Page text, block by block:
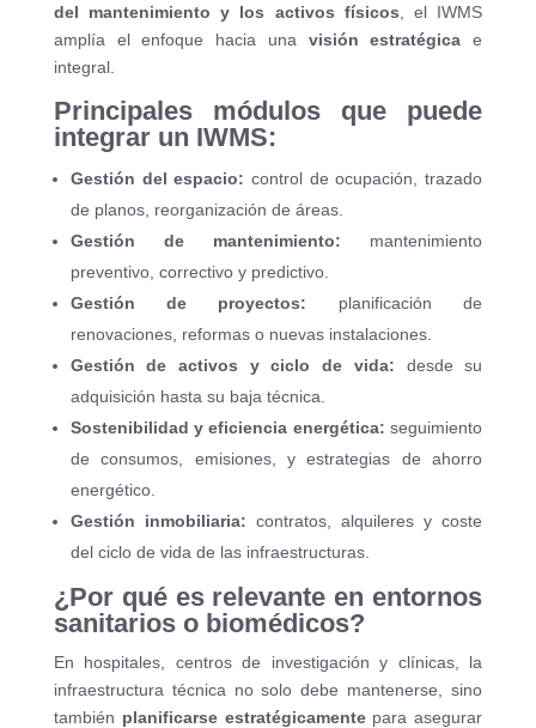
del mantenimiento y los activos físicos , el IWMS
amplía el enfoque hacia una visión estratégica e
integral.
Principales módulos que puede
integrar un IWMS:
Gestión del espacio: control de ocupación, trazado
de planos, reorganización de áreas.
Gestión de mantenimiento: mantenimiento
preventivo, correctivo y predictivo.
Gestión de proyectos: planificación de
renovaciones, reformas o nuevas instalaciones.
Gestión de activos y ciclo de vida: desde su
adquisición hasta su baja técnica.
Sostenibilidad y eficiencia energética: seguimiento
de consumos, emisiones, y estrategias de ahorro
energético.
Gestión inmobiliaria: contratos, alquileres y coste
del ciclo de vida de las infraestructuras.
¿Por qué es relevante en entornos
sanitarios o biomédicos?
En hospitales, centros de investigación y clínicas, la
infraestructura técnica no solo debe mantenerse, sino
también planificarse estratégicamentepara asegurar